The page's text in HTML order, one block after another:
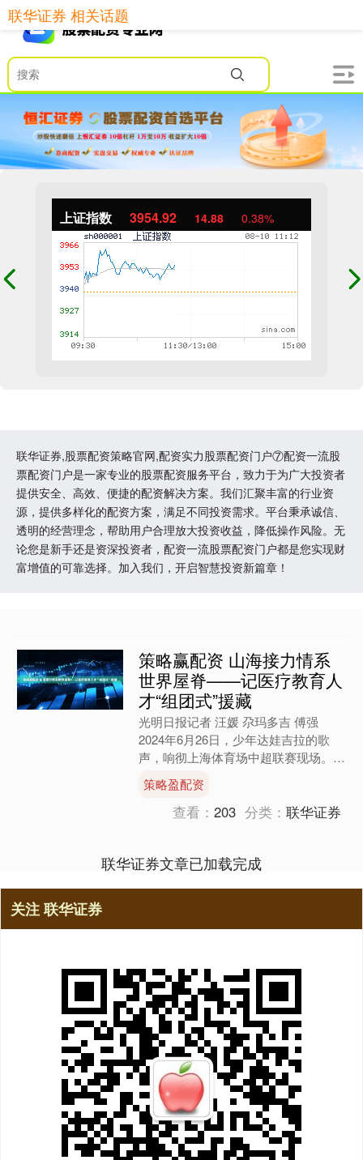
上证指数 3954.92 14.88 0.38%
联华证券,股票配资策略官网,配资实力股票配资门户⑦配资一流股
票配资门户是一家专业的股票配资服务平台，致力于为广大投资者
提供安全、高效、便捷的配资解决方案。我们汇聚丰富的行业资
源，提供多样化的配资方案，满足不同投资需求。平台秉承诚信、
透明的经营理念，帮助用户合理放大投资收益，降低操作风险。无
论您是新手还是资深投资者，配资一流股票配资门户都是您实现财
富增值的可靠选择。加入我们，开启智慧投资新篇章！
联华证券 相关话题
策略赢配资 山海接力情系
世界屋脊——记医疗教育人
才“组团式”援藏
光明日报记者 汪媛 尕玛多吉 傅强
2024年6月26日，少年达娃吉拉的歌
声，响彻上海体育场中超联赛现场。这
位曾有严重脊柱侧弯的患儿，在上
海“组团式”援藏医疗团....
策略盈配资
查看：203 分类：联华证券
联华证券文章已加载完成
关注 联华证券